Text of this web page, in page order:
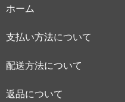
ホーム
支払い方法について
配送方法について
返品について